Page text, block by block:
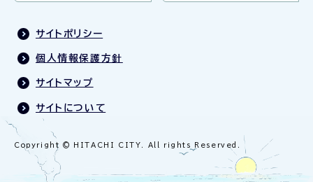
サイトポリシー
個人情報保護方針
サイトマップ
サイトについて
Copyright © HITACHI CITY. All rights Reserved.